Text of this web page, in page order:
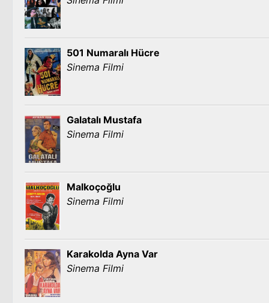
501 Numaralı Hücre
Sinema Filmi
Galatalı Mustafa
Sinema Filmi
Malkoçoğlu
Sinema Filmi
Karakolda Ayna Var
Sinema Filmi